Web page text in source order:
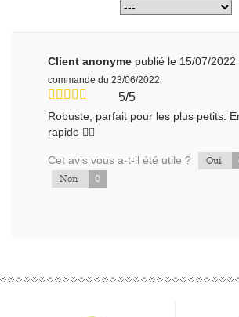
Client anonyme publié le 15/07/2022
commande du 23/06/2022
5/5
Robuste, parfait pour les plus petits.
rapide 👌🏼
Cet avis vous a-t-il été utile ? Oui
Non 0